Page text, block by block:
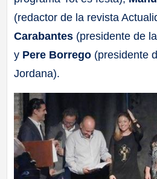
(redactor de la revista
Carabantes (presidente de
y Pere Borrego (presidente
Jordana).